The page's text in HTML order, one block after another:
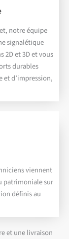
notre équipe
signalétique
2D et 3D et vous
durables
d’impression,
viennent
patrimoniale sur
définis au
et une livraison